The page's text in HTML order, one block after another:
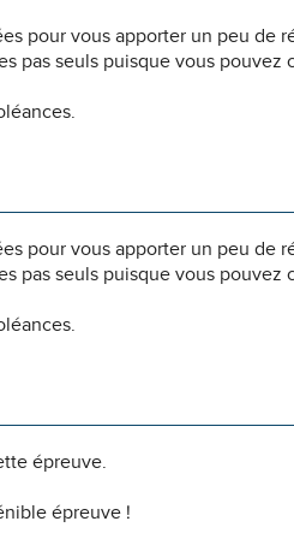
pour vous apporter un peu de
pas seuls puisque vous pouvez
pour vous apporter un peu de
pas seuls puisque vous pouvez
épreuve.
épreuve !